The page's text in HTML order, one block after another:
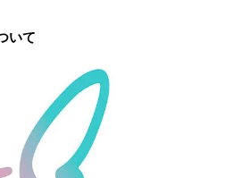
いて